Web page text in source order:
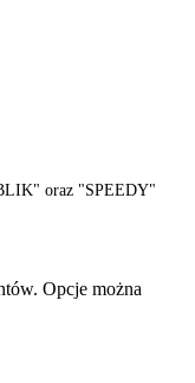
oraz "SPEEDY"
Opcje można